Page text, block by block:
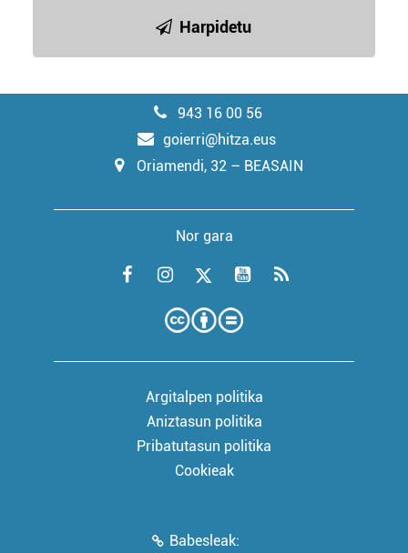
Harpidetu
943 16 00 56
goierri@hitza.eus
Oriamendi, 32 – BEASAIN
Nor gara
Argitalpen politika
Aniztasun politika
Pribatutasun politika
Cookieak
Babesleak: